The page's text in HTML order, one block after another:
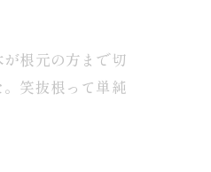
根元の方まで切
笑抜根って単純